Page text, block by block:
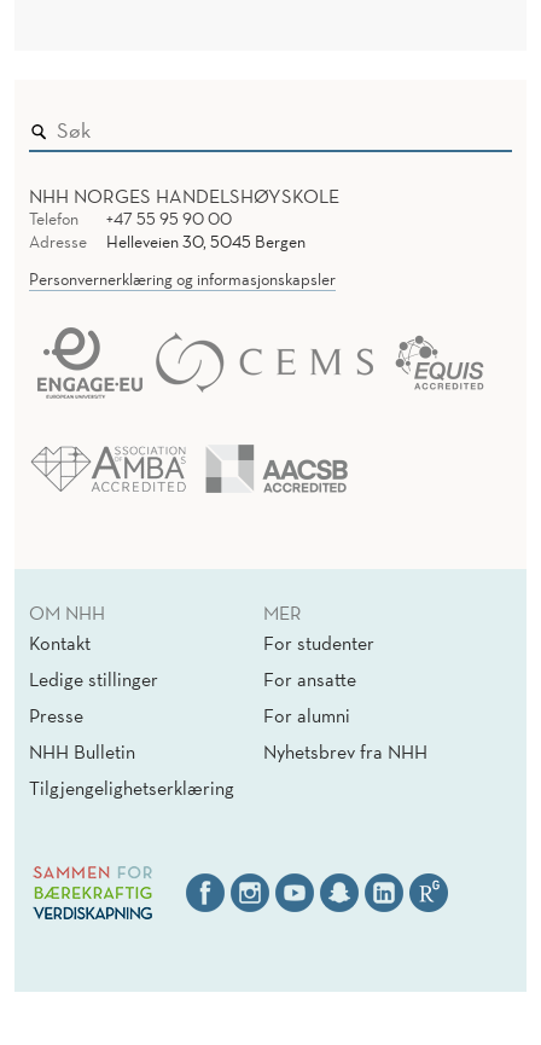
NHH NORGES HANDELSHØYSKOLE
Telefon
+47 55 95 90 00
Adresse
Helleveien 30, 5045 Bergen
Personvernerklæring og informasjonskapsler
OM NHH
Kontakt
Ledige stillinger
Presse
NHH Bulletin
Tilgjengelighetserklæring
MER
For studenter
For ansatte
For alumni
Nyhetsbrev fra NHH